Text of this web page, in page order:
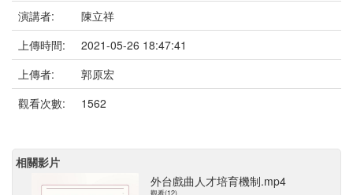
演講者:
陳立祥
上傳時間:
2021-05-26 18:47:41
上傳者:
郭原宏
觀看次數:
1562
相關影片
外台戲曲人才培育機制.mp4